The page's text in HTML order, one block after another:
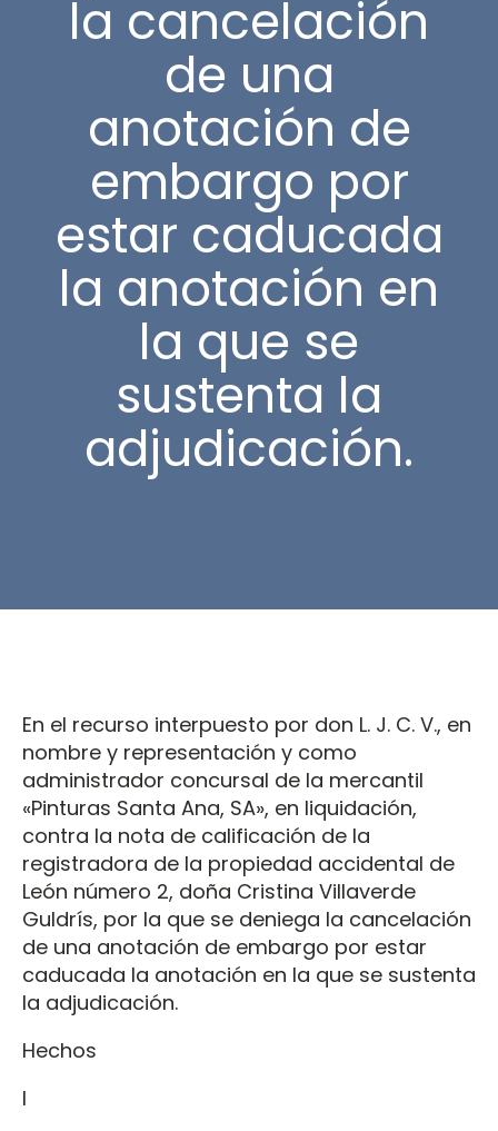
la cancelación
de una
anotación de
embargo por
estar caducada
la anotación en
la que se
sustenta la
adjudicación.
En el recurso interpuesto por don L. J. C. V., en
nombre y representación y como
administrador concursal de la mercantil
«Pinturas Santa Ana, SA», en liquidación,
contra la nota de calificación de la
registradora de la propiedad accidental de
León número 2, doña Cristina Villaverde
Guldrís, por la que se deniega la cancelación
de una anotación de embargo por estar
caducada la anotación en la que se sustenta
la adjudicación.
Hechos
I